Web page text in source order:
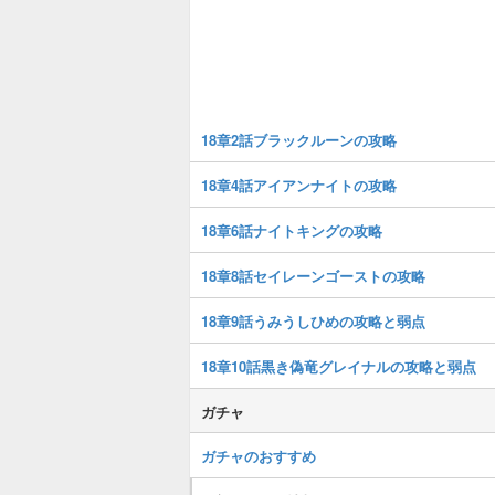
18章2話ブラックルーンの攻略
18章4話アイアンナイトの攻略
18章6話ナイトキングの攻略
18章8話セイレーンゴーストの攻略
18章9話うみうしひめの攻略と弱点
18章10話黒き偽竜グレイナルの攻略と弱点
ガチャ
ガチャのおすすめ